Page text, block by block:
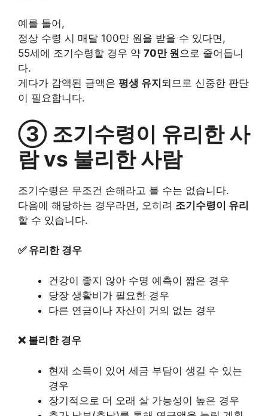
예를 들어,
정상 수령 시 매달 100만 원을 받을 수 있다면,
55세에 조기수령할 경우 약 70만 원으로 줄어듭니
다.
게다가 감액된 금액은 평생 유지 되므로 신중한 판단
이 필요합니다.
③ 조기수령이 유리한 사
람 vs 불리한 사람
조기수령은 무조건 손해라고 볼 수는 없습니다.
다음에 해당하는 경우라면, 오히려 조기수령이 유리
할 수 있습니다.
✅ 유리한 경우
건강이 좋지 않아 수명 예측이 짧은 경우
당장 생활비가 필요한 경우
다른 연금이나 자산이 거의 없는 경우
❌ 불리한 경우
현재 소득이 있어 세금 부담이 생길 수 있는
경우
장기적으로 더 오래 살 가능성이 높은 경우